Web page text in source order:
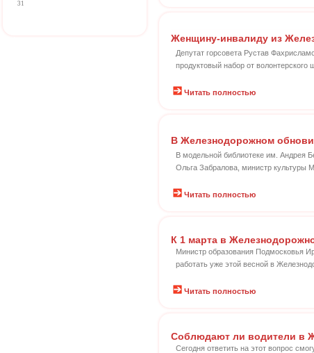
31
Женщину-инвалиду из
Депутат горсовета Рустав
продуктовый набор от
Читать полностью
В Железнодорожном
В модельной библиотеке им. Андрея
Ольга Забралова, министр культуры
Читать полностью
К 1 марта в
Министр образования Подмосковья
работать уже этой весной в
Читать полностью
Соблюдают ли водители в
Сегодня ответить на этот вопрос